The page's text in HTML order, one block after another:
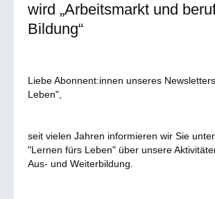
wird „Arbeitsmarkt und
Bildung“
Liebe Abonnent:innen unseres
Leben",
seit vielen Jahren informieren wir Sie
"Lernen fürs Leben" über unsere
Aus- und Weiterbildung.